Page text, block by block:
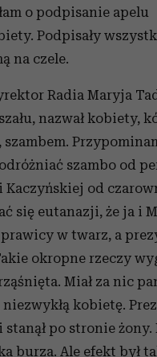
o podpisanie apelu
Podpisały
na czele.
Radia Maryja
nazwał kobiety,
szambem.
odróżniać szambo od
Kaczyńskiej od
się eutanazji, że ja i
w twarz, a
okropne rzeczy
Miał za nic
kobietę.
po stronie żony.
burza. Ale efekt był